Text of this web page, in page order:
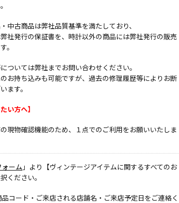
中古商品は弊社品質基準を満たしており、
社発行の保証書を、時計以外の商品には弊社発行の販売
。
ついては弊社までお問い合わせください。
お持ち込みも可能ですが、過去の修理履歴等によりお断
ます。
い方へ】
現物確認機能のため、１点でのご利用をお願いいたしま
ーム 」より【ヴィンテージアイテムに関するすべてのお
ください。
コード・ご来店される店舗名・ご来店予定日をご連絡く